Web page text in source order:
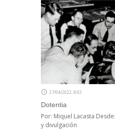
27/04/2022, 8:02
Dotentia
Por: Miquel Lacasta
y divulgación